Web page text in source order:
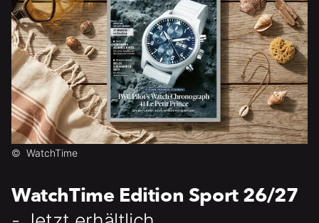
© WatchTime
WatchTime Edition Sport 26/27